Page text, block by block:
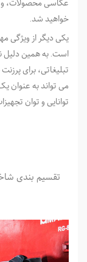
عکاسی محصولات، و
خواهید شد.
یکی دیگر از ویژگی
است. به همین دلیل
تبلیغاتی، برای
می تواند به عنوان
توانایی و توان
تقسیم بندی